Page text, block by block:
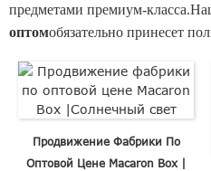
предметами премиум-
оптомобязательно принесет
Продвижение Фабрики По
Оптовой Цене Macaron Box |